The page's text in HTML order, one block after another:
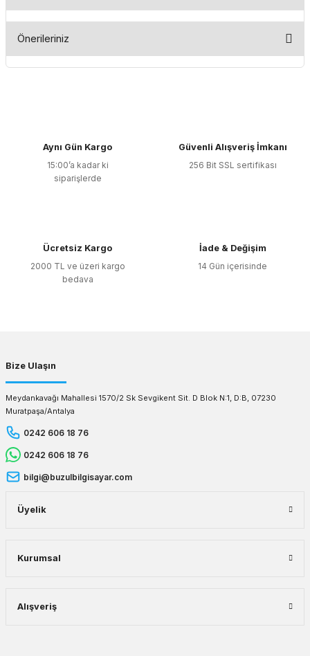
Önerileriniz
Ürün resmi kalitesiz, bozuk veya görüntülenemiyor.
Ürün açıklamasında eksik bilgiler bulunuyor.
Ürün bilgilerinde hatalar bulunuyor.
Aynı Gün Kargo
15:00’a kadar ki
siparişlerde
Güvenli Alışveriş İmkanı
256 Bit SSL sertifikası
Ücretsiz Kargo
2000 TL ve üzeri kargo
bedava
İade & Değişim
14 Gün içerisinde
Bize Ulaşın
Meydankavağı Mahallesi 1570/2 Sk Sevgikent Sit. D Blok N:1, D:B, 07230
Muratpaşa/Antalya
0242 606 18 76
0242 606 18 76
bilgi@buzulbilgisayar.com
Üyelik
Kurumsal
Alışveriş